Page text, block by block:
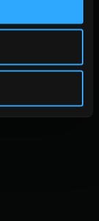
mit
richtig schön